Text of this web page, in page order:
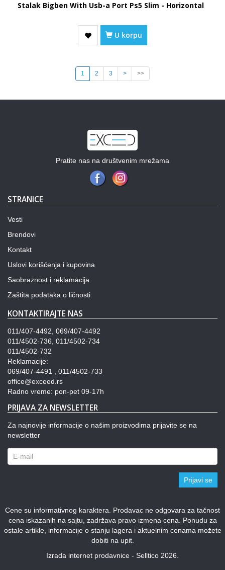
Stalak Bigben With Usb-a Port Ps5 Slim - Horizontal
U korpu
1 2 3 > >>
Pratite nas na društvenim mrežama
STRANICE
Vesti
Brendovi
Kontakt
Uslovi korišćenja i kupovina
Saobraznost i reklamacija
Zaštita podataka o ličnosti
KONTAKTIRAJTE NAS
011/407-4492, 069/407-4492
011/4502-736, 011/4502-734
011/4502-732
Reklamacije:
069/407-4491 , 011/4502-733
office@exceed.rs
Radno vreme: pon-pet 09-17h
PRIJAVA ZA NEWSLETTER
Za najnovije informacije o našim proizvodima prijavite se na
newsletter
Prijavi se
Cene su informativnog karaktera. Prodavac ne odgovara za tačnost
cena iskazanih na sajtu, zadržava pravo izmena cena. Ponudu za
ostale artikle, informacije o stanju lagera i aktuelnim cenama možete
dobiti na upit.
Izrada internet prodavnice - Selltico 2026.